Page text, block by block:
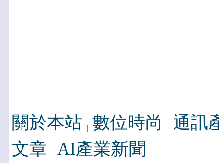
關於本站 數位時尚
通訊
文章 AI產業新聞